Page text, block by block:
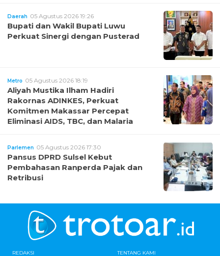
Daerah 05 Agustus 2026 19:26
Bupati dan Wakil Bupati Luwu
Perkuat Sinergi dengan Pusterad
Metro 05 Agustus 2026 18:19
Aliyah Mustika Ilham Hadiri
Rakornas ADINKES, Perkuat
Komitmen Makassar Percepat
Eliminasi AIDS, TBC, dan Malaria
Parlemen 05 Agustus 2026 17:30
Pansus DPRD Sulsel Kebut
Pembahasan Ranperda Pajak dan
Retribusi
REDAKSI TENTANG KAMI